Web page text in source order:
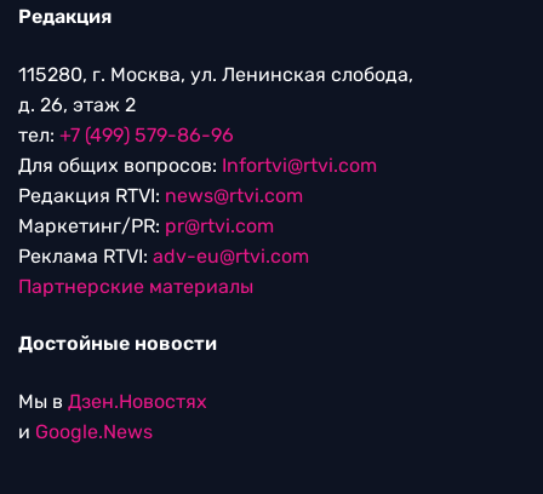
Редакция
115280, г. Москва, ул. Ленинская слобода,
д. 26, этаж 2
тел: +7 (499) 579-86-96
Для общих вопросов: Infortvi@rtvi.com
Редакция RTVI: news@rtvi.com
Маркетинг/PR: pr@rtvi.com
Реклама RTVI: adv-eu@rtvi.com
Партнерские материалы
Достойные новости
Мы в Дзен.Новостях
и Google.News